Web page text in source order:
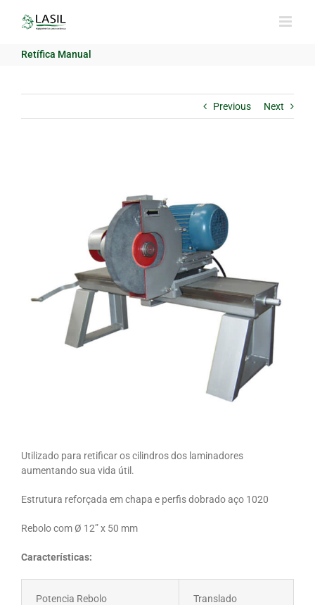
Retífica Manual
Previous Next
Utilizado para retificar os cilindros dos laminadores
aumentando sua vida útil.
Estrutura reforçada em chapa e perfis dobrado aço 1020
Rebolo com Ø 12” x 50 mm
Características:
Potencia Rebolo Translado